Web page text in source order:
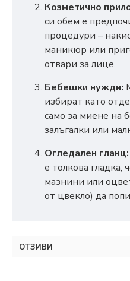
Козметично
си обем е
процедури –
маникюр или
отвари за лице.
Бебешки нужди:
избират като
само за миене на
залъгалки или
Огледален гланц:
е толкова гладка,
мазнини или
от цвекло) да
ОТЗИВИ